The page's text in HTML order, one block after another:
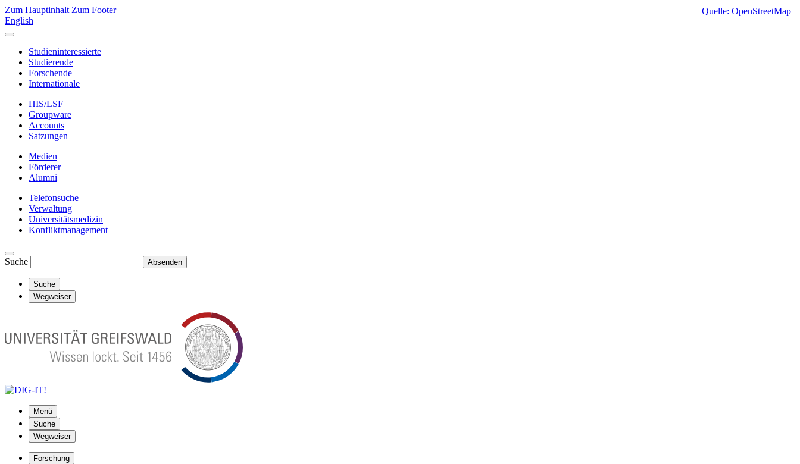
Zum Hauptinhalt Zum Footer
English
Studieninteressierte
Studierende
Forschende
Internationale
HIS/LSF
Groupware
Accounts
Satzungen
Medien
Förderer
Alumni
Telefonsuche
Verwaltung
Universitätsmedizin
Konfliktmanagement
Suche Absenden
Suche
Wegweiser
Menü
Suche
Wegweiser
Forschung
Quelle: OpenStreetMap